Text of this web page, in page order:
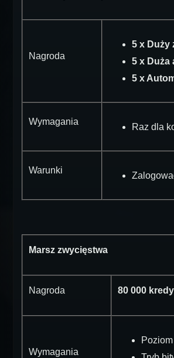
Nagroda
5 x Duży
5 x Duża
5 x
Wymagania
Raz dla
Warunki
Marsz zwycięstwa
Nagroda 80 000
Wymagania